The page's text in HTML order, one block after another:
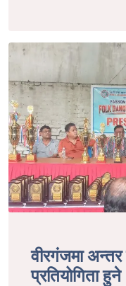
वीरगंजमा अन्तर
प्रतियोगिता हुने